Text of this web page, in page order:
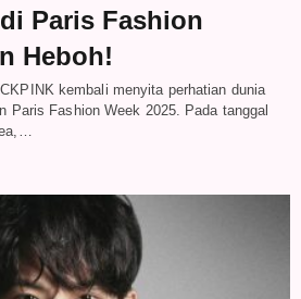
Paris Fashion
Heboh!
kembali menyita perhatian dunia
Paris Fashion Week 2025. Pada tanggal